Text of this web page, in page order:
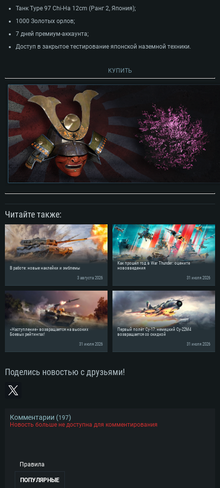
Танк Type 97 Chi-Ha 12cm (Ранг 2, Япония);
1000 Золотых орлов;
7 дней премиум-аккаунта;
Доступ в закрытое тестирование японской наземной техники.
КУПИТЬ
Читайте также:
В работе: новые наклейки и эмблемы
3 августа 2026
Как прошёл год в War Thunder: оцените
нововведения
31 июля 2026
«Наступление» возвращается на высоких
Боевых рейтингах!
31 июля 2026
Первый полёт Су-17: немецкий Су-22М4
возвращается со скидкой
31 июля 2026
Поделись новостью с друзьями!
Комментарии (197)
Новость больше не доступна для комментирования
Правила
ПОПУЛЯРНЫЕ